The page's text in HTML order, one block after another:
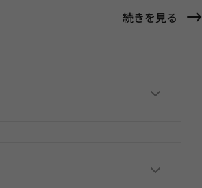
続きを見る